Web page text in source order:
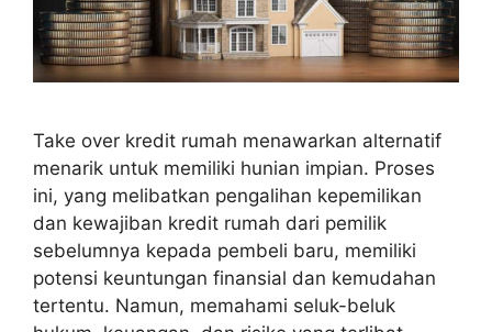
Take over kredit rumah menawarkan alternatif
menarik untuk memiliki hunian impian. Proses
ini, yang melibatkan pengalihan kepemilikan
dan kewajiban kredit rumah dari pemilik
sebelumnya kepada pembeli baru, memiliki
potensi keuntungan finansial dan kemudahan
tertentu. Namun, memahami seluk-beluk